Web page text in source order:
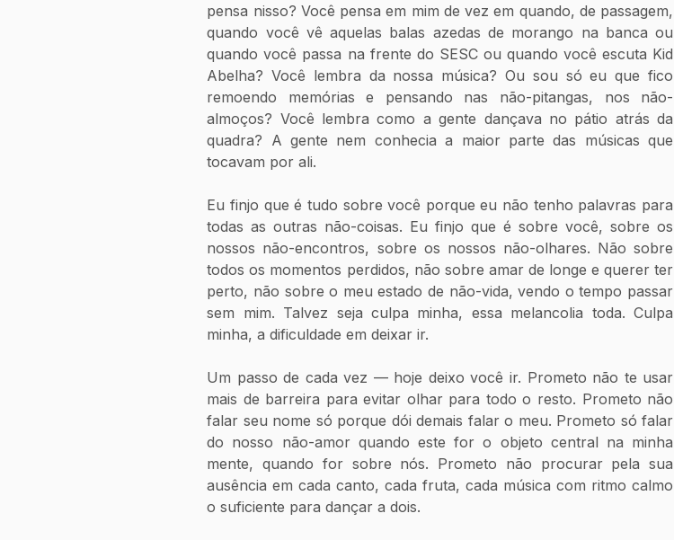
pensa nisso? Você pensa em mim de vez em quando, de passagem,
quando você vê aquelas balas azedas de morango na banca ou
quando você passa na frente do SESC ou quando você escuta Kid
Abelha? Você lembra da nossa música? Ou sou só eu que fico
remoendo memórias e pensando nas não-pitangas, nos não-
almoços? Você lembra como a gente dançava no pátio atrás da
quadra? A gente nem conhecia a maior parte das músicas que
tocavam por ali.
Eu finjo que é tudo sobre você porque eu não tenho palavras para
todas as outras não-coisas. Eu finjo que é sobre você, sobre os
nossos não-encontros, sobre os nossos não-olhares. Não sobre
todos os momentos perdidos, não sobre amar de longe e querer ter
perto, não sobre o meu estado de não-vida, vendo o tempo passar
sem mim. Talvez seja culpa minha, essa melancolia toda. Culpa
minha, a dificuldade em deixar ir.
Um passo de cada vez — hoje deixo você ir. Prometo não te usar
mais de barreira para evitar olhar para todo o resto. Prometo não
falar seu nome só porque dói demais falar o meu. Prometo só falar
do nosso não-amor quando este for o objeto central na minha
mente, quando for sobre nós. Prometo não procurar pela sua
ausência em cada canto, cada fruta, cada música com ritmo calmo
o suficiente para dançar a dois.